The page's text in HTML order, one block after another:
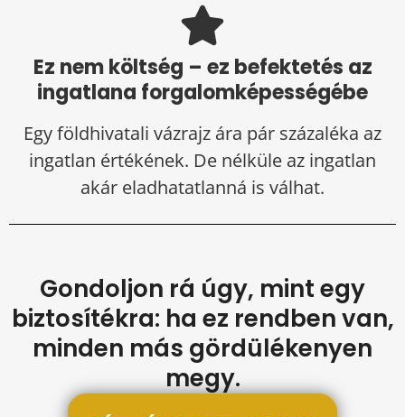
Ez nem költség – ez befektetés az
ingatlana forgalomképességébe
Egy földhivatali vázrajz ára pár százaléka az
ingatlan értékének. De nélküle az ingatlan
akár eladhatatlanná is válhat.
Gondoljon rá úgy, mint egy
biztosítékra: ha ez rendben van,
minden más gördülékenyen
megy.